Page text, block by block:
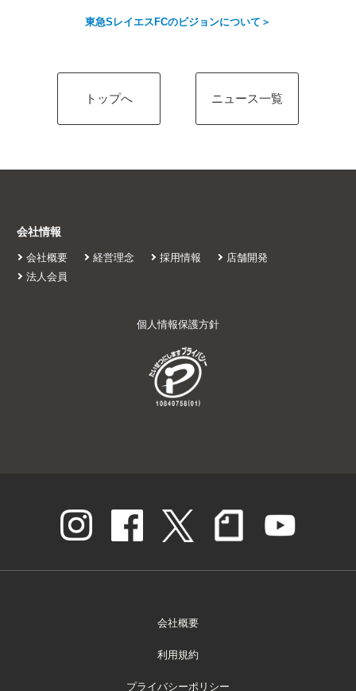
施設情報
ﾁｰﾑ
東急SレイエスFCのビジョンについて＞
トップへ ニュース一覧
会社情報
会社概要 経営理念 採用情報
店舗開発
法人会員
個人情報保護方針
会社概要
利用規約
プライバシーポリシー